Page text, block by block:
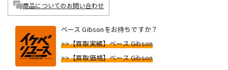
商品についてのお問い合わせ
ベース Gibsonをお持ちですか？
>>【買取実績】ベース Gibson
>>【買取価格】ベース Gibson